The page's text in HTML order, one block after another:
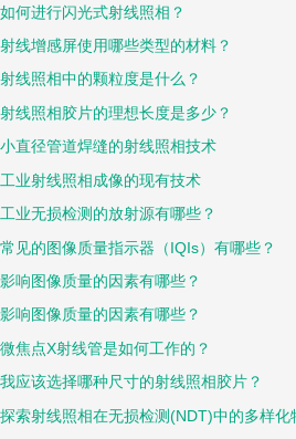
如何进行闪光式射线照相？
射线增感屏使用哪些类型的材料？
射线照相中的颗粒度是什么？
射线照相胶片的理想长度是多少？
小直径管道焊缝的射线照相技术
工业射线照相成像的现有技术
工业无损检测的放射源有哪些？
常见的图像质量指示器（IQIs）有哪些？
影响图像质量的因素有哪些？
影响图像质量的因素有哪些？
微焦点X射线管是如何工作的？
我应该选择哪种尺寸的射线照相胶片？
探索射线照相在无损检测(NDT)中的多样化